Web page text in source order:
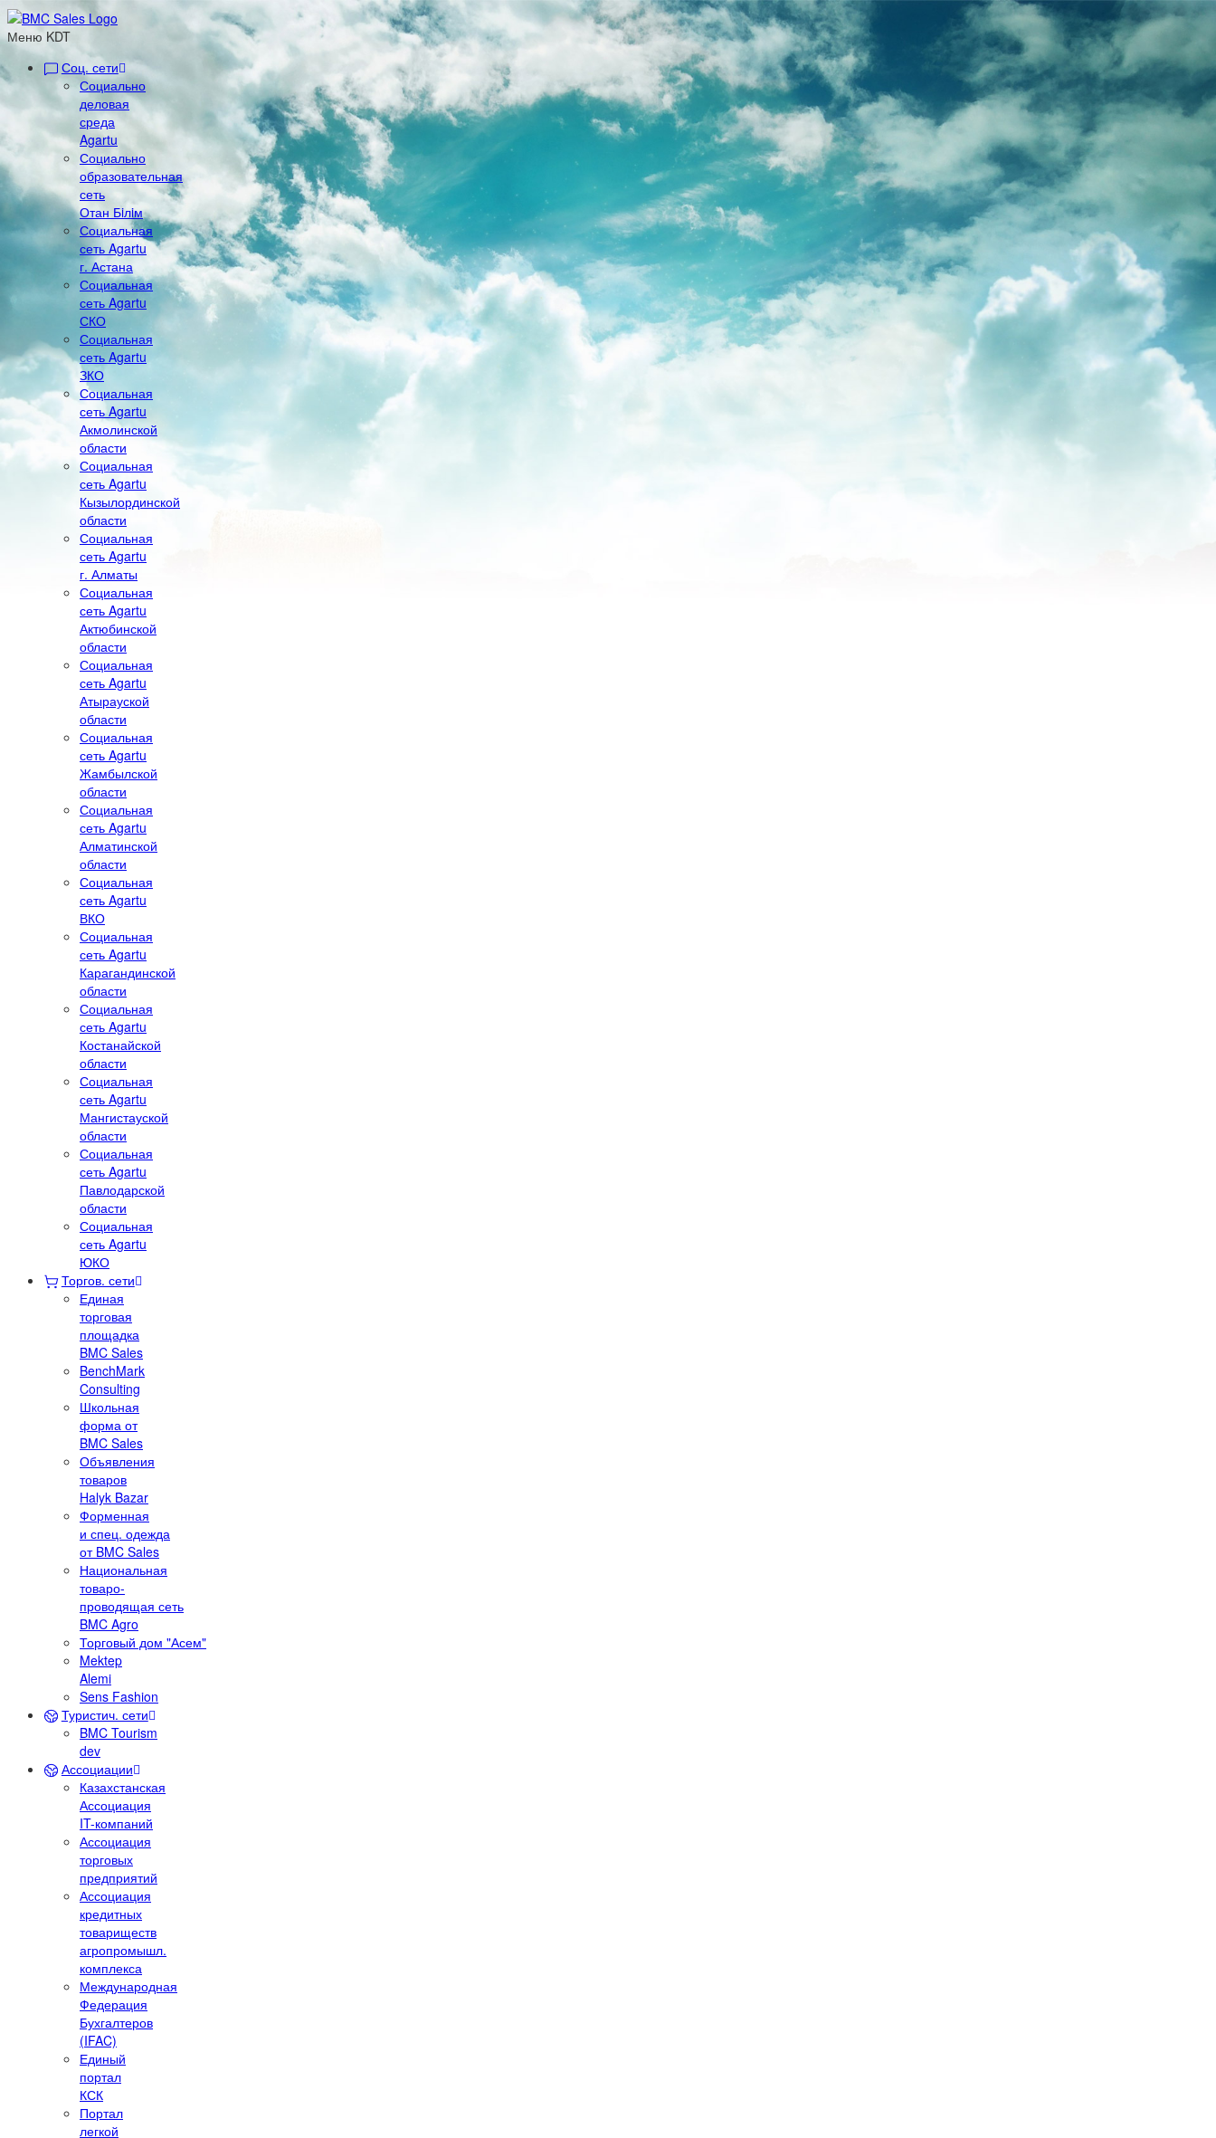
Меню KDT
Соц. сети
Социально
деловая
среда
Agartu
Социально
образовательная
сеть
Отан Бiлiм
Социальная
сеть Agartu
г. Астана
Социальная
сеть Agartu
СКО
Социальная
сеть Agartu
ЗКО
Социальная
сеть Agartu
Акмолинской
области
Социальная
сеть Agartu
Кызылординской
области
Социальная
сеть Agartu
г. Алматы
Социальная
сеть Agartu
Актюбинской
области
Социальная
сеть Agartu
Атырауской
области
Социальная
сеть Agartu
Жамбылской
области
Социальная
сеть Agartu
Алматинской
области
Социальная
сеть Agartu
ВКО
Социальная
сеть Agartu
Карагандинской
области
Социальная
сеть Agartu
Костанайской
области
Социальная
сеть Agartu
Мангистауской
области
Социальная
сеть Agartu
Павлодарской
области
Социальная
сеть Agartu
ЮКО
Торгов. сети
Единая
торговая
площадка
BMC Sales
BenchMark
Consulting
Школьная
форма от
BMC Sales
Объявления
товаров
Halyk Bazar
Форменная
и спец. одежда
от BMC Sales
Национальная
товаро-
проводящая сеть
BMC Agro
Торговый дом "Асем"
Mektep
Alemi
Sens Fashion
Туристич. сети
BMC Tourism
dev
Ассоциации
Казахстанская
Ассоциация
IT-компаний
Ассоциация
торговых
предприятий
Ассоциация
кредитных
товариществ
агропромышл.
комплекса
Международная
Федерация
Бухгалтеров
(IFAC)
Единый
портал
КСК
Портал
легкой